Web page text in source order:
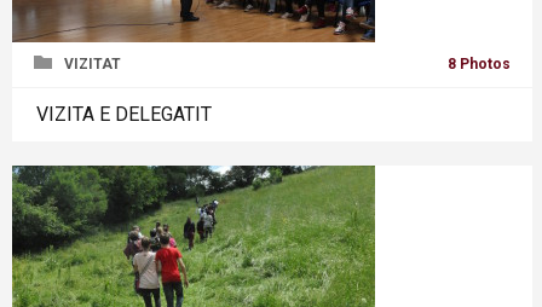
VIZITAT 8 Photos
VIZITA E DELEGATIT